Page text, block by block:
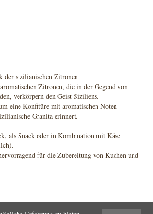
der sizilianischen Zitronen
Zitronen, die in der Gegend von
verkörpern den Geist Siziliens.
eine Konfitüre mit aromatischen Noten
Granita erinnert.
als Snack oder in Kombination mit Käse
für die Zubereitung von Kuchen und